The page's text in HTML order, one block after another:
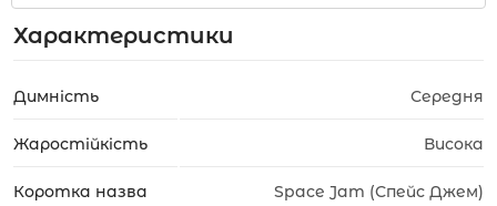
Характеристики
Димність Середня
Жаростійкість Висока
Коротка назва Space Jam (Спейс Джем)